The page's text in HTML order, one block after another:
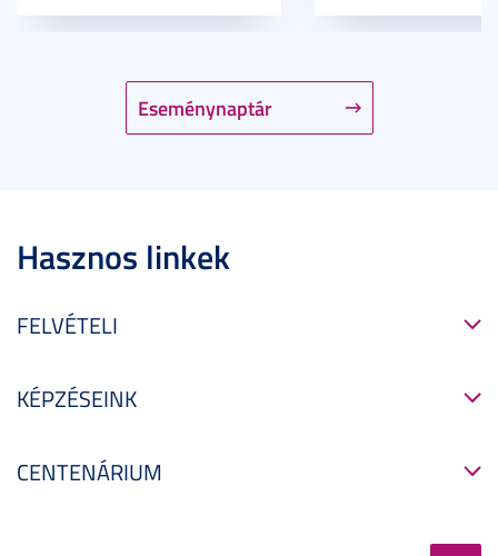
Eseménynaptár
Hasznos linkek
FELVÉTELI
KÉPZÉSEINK
CENTENÁRIUM